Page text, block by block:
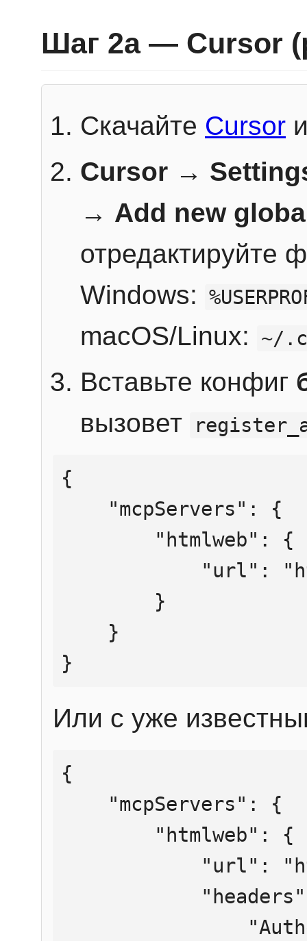
Шаг 2a — Cursor
Скачайте Cursor
Cursor →
→ Add new
отредактируйте
Windows:
macOS/Linux: ~/
Вставьте конфиг
вызовет
{
}
Или с уже
{